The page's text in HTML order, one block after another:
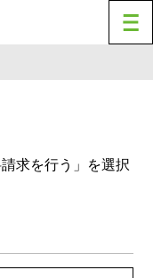
求を行う」を選択